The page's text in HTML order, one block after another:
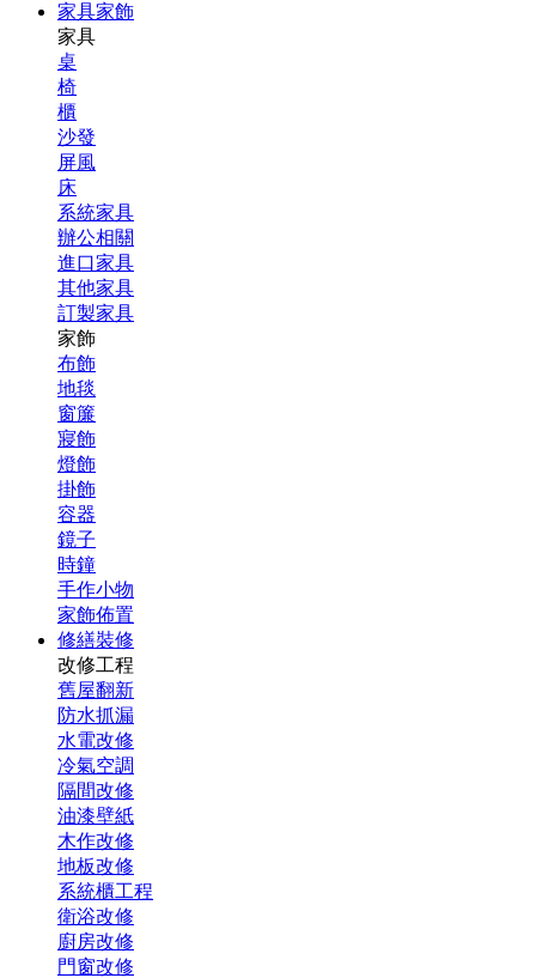
家具家飾
家具
桌
椅
櫃
沙發
屏風
床
系統家具
辦公相關
進口家具
其他家具
訂製家具
家飾
布飾
地毯
窗簾
寢飾
燈飾
掛飾
容器
鏡子
時鐘
手作小物
家飾佈置
修繕裝修
改修工程
舊屋翻新
防水抓漏
水電改修
冷氣空調
隔間改修
油漆壁紙
木作改修
地板改修
系統櫃工程
衛浴改修
廚房改修
門窗改修